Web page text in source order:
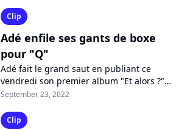
Clip
Adé enfile ses gants de boxe
pour "Q"
Adé fait le grand saut en publiant ce
vendredi son premier album "Et alors ?".
Pour célébrer la sortie de son disque pop-
September 23, 2022
Clip